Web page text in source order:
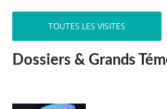
TOUTES LES VISITES
Dossiers & Grands